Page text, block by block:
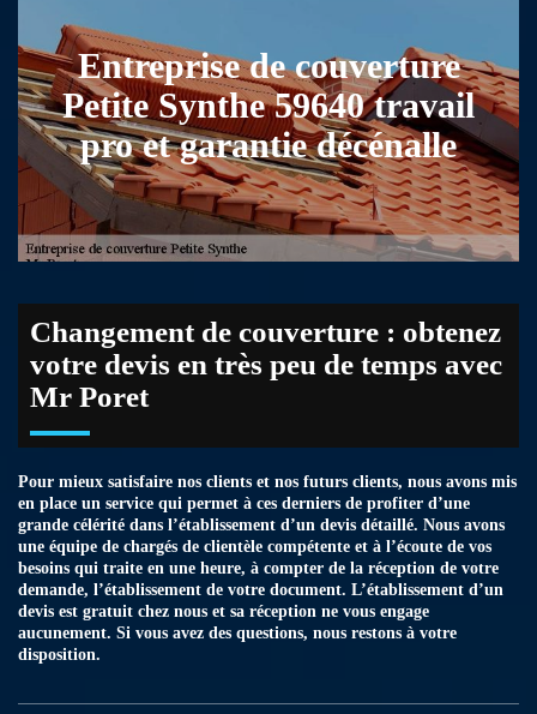
Entreprise de couverture
Petite Synthe 59640 travail
pro et garantie décénalle
Changement de couverture : obtenez
votre devis en très peu de temps avec
Mr Poret
Pour mieux satisfaire nos clients et nos futurs clients, nous avons mis
en place un service qui permet à ces derniers de profiter d’une
grande célérité dans l’établissement d’un devis détaillé. Nous avons
une équipe de chargés de clientèle compétente et à l’écoute de vos
besoins qui traite en une heure, à compter de la réception de votre
demande, l’établissement de votre document. L’établissement d’un
devis est gratuit chez nous et sa réception ne vous engage
aucunement. Si vous avez des questions, nous restons à votre
disposition.